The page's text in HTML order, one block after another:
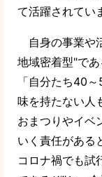
て活躍されてい
自身の事業や
地域密着型"であ
「自分たち40
味を持たない人
おまつりやイベ
いく責任がある
コロナ禍でも試